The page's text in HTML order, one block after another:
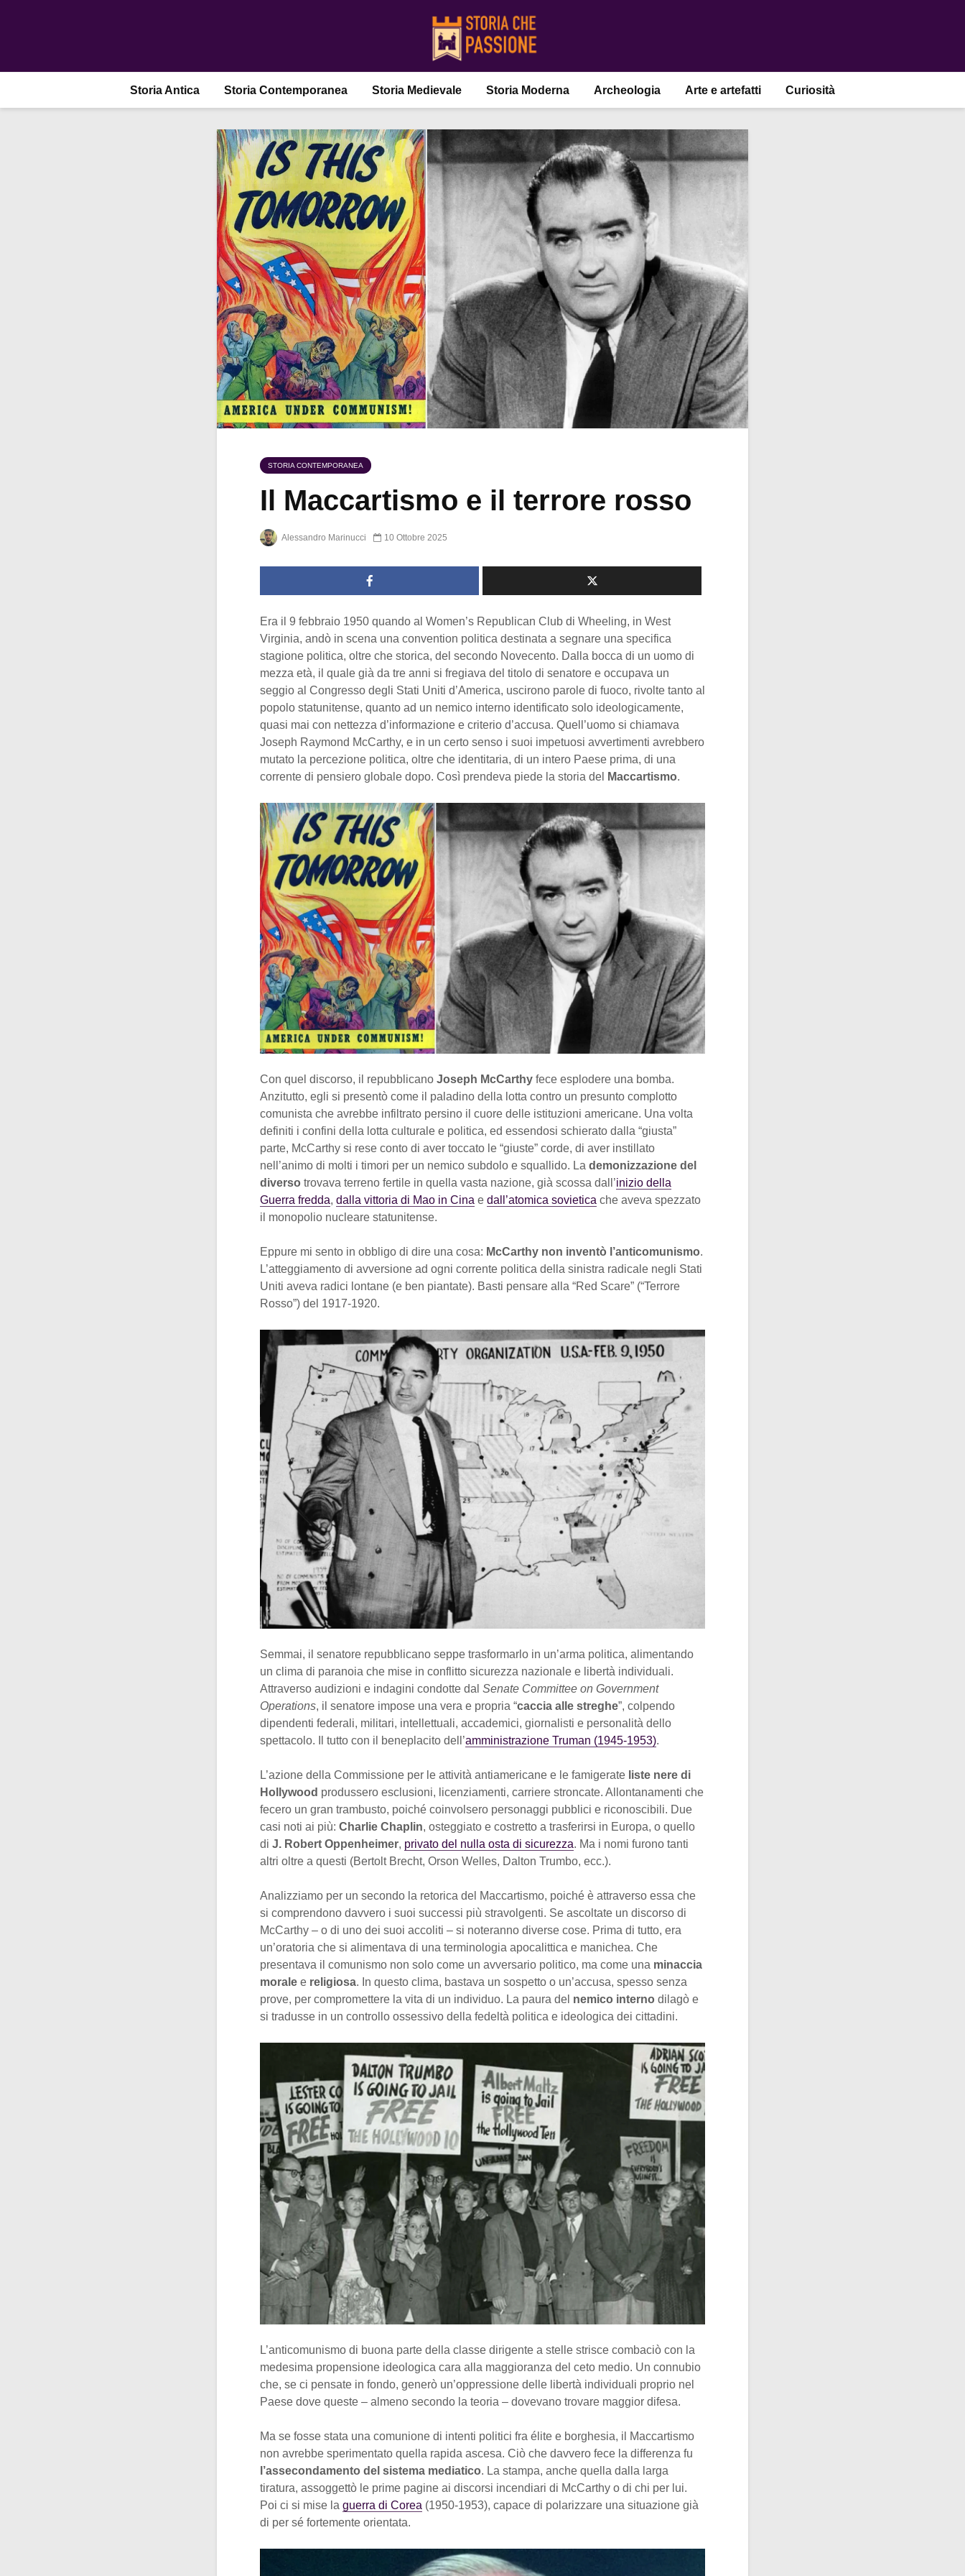
Storia Antica Storia Contemporanea Storia Medievale Storia Moderna Archeologia Arte e artefatti Curiosità
STORIA CONTEMPORANEA
Il Maccartismo e il terrore rosso
Alessandro Marinucci 10 Ottobre 2025
Era il 9 febbraio 1950 quando al Women’s Republican Club di Wheeling, in West
Virginia, andò in scena una convention politica destinata a segnare una specifica
stagione politica, oltre che storica, del secondo Novecento. Dalla bocca di un uomo di
mezza età, il quale già da tre anni si fregiava del titolo di senatore e occupava un
seggio al Congresso degli Stati Uniti d’America, uscirono parole di fuoco, rivolte tanto al
popolo statunitense, quanto ad un nemico interno identificato solo ideologicamente,
quasi mai con nettezza d’informazione e criterio d’accusa. Quell’uomo si chiamava
Joseph Raymond McCarthy, e in un certo senso i suoi impetuosi avvertimenti avrebbero
mutato la percezione politica, oltre che identitaria, di un intero Paese prima, di una
corrente di pensiero globale dopo. Così prendeva piede la storia del
Maccartismo.
Con quel discorso, il repubblicano Joseph McCarthy fece esplodere una bomba.
Anzitutto, egli si presentò come il paladino della lotta contro un presunto complotto
comunista che avrebbe infiltrato persino il cuore delle istituzioni americane. Una volta
definiti i confini della lotta culturale e politica, ed essendosi schierato dalla “giusta”
parte, McCarthy si rese conto di aver toccato le “giuste” corde, di aver instillato
nell’animo di molti i timori per un nemico subdolo e squallido. La demonizzazione del
diverso trovava terreno fertile in quella vasta nazione, già scossa dall’inizio della
Guerra fredda, dalla vittoria di Mao in Cina e dall’atomica sovietica che aveva spezzato
il monopolio nucleare statunitense.
Eppure mi sento in obbligo di dire una cosa: McCarthy non inventò l’anticomunismo.
L’atteggiamento di avversione ad ogni corrente politica della sinistra radicale negli Stati
Uniti aveva radici lontane (e ben piantate). Basti pensare alla “Red Scare” (“Terrore
Rosso”) del 1917-1920.
Semmai, il senatore repubblicano seppe trasformarlo in un’arma politica, alimentando
un clima di paranoia che mise in conflitto sicurezza nazionale e libertà individuali.
Attraverso audizioni e indagini condotte dal Senate Committee on Government
Operations, il senatore impose una vera e propria “caccia alle streghe”, colpendo
dipendenti federali, militari, intellettuali, accademici, giornalisti e personalità dello
spettacolo. Il tutto con il beneplacito dell’amministrazione Truman (1945-1953).
L’azione della Commissione per le attività antiamericane e le famigerate liste nere di
Hollywood produssero esclusioni, licenziamenti, carriere stroncate. Allontanamenti che
fecero un gran trambusto, poiché coinvolsero personaggi pubblici e riconoscibili. Due
casi noti ai più: Charlie Chaplin, osteggiato e costretto a trasferirsi in Europa, o quello
di J. Robert Oppenheimer, privato del nulla osta di sicurezza. Ma i nomi furono tanti
altri oltre a questi (Bertolt Brecht, Orson Welles, Dalton Trumbo, ecc.).
Analizziamo per un secondo la retorica del Maccartismo, poiché è attraverso essa che
si comprendono davvero i suoi successi più stravolgenti. Se ascoltate un discorso di
McCarthy – o di uno dei suoi accoliti – si noteranno diverse cose. Prima di tutto, era
un’oratoria che si alimentava di una terminologia apocalittica e manichea. Che
presentava il comunismo non solo come un avversario politico, ma come una minaccia
morale e religiosa. In questo clima, bastava un sospetto o un’accusa, spesso senza
prove, per compromettere la vita di un individuo. La paura del nemico interno dilagò e
si tradusse in un controllo ossessivo della fedeltà politica e ideologica dei cittadini.
L’anticomunismo di buona parte della classe dirigente a stelle strisce combaciò con la
medesima propensione ideologica cara alla maggioranza del ceto medio. Un connubio
che, se ci pensate in fondo, generò un’oppressione delle libertà individuali proprio nel
Paese dove queste – almeno secondo la teoria – dovevano trovare maggior difesa.
Ma se fosse stata una comunione di intenti politici fra élite e borghesia, il Maccartismo
non avrebbe sperimentato quella rapida ascesa. Ciò che davvero fece la differenza fu
l’assecondamento del sistema mediatico. La stampa, anche quella dalla larga
tiratura, assoggettò le prime pagine ai discorsi incendiari di McCarthy o di chi per lui.
Poi ci si mise la guerra di Corea (1950-1953), capace di polarizzare una situazione già
di per sé fortemente orientata.